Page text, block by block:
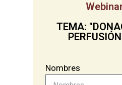
TEMA:
Nombres